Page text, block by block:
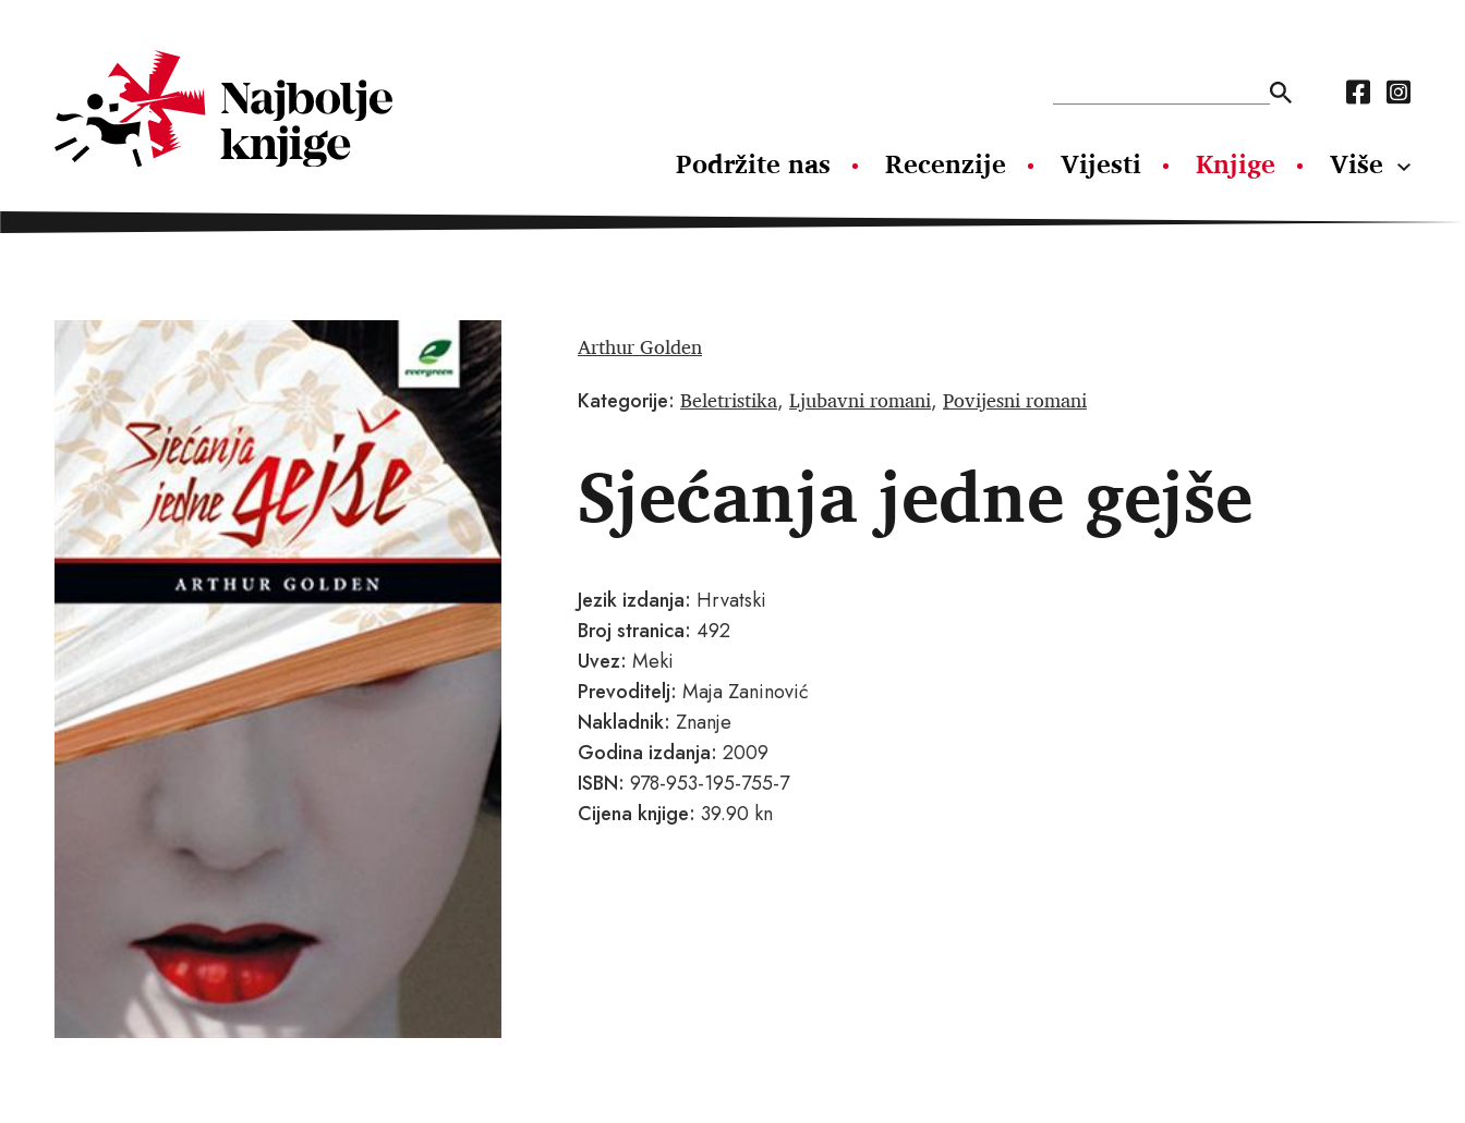
Podržite nas Recenzije Vijesti Knjige Više
Arthur Golden
Kategorije: Beletristika, Ljubavni romani, Povijesni romani
Sjećanja jedne gejše
Jezik izdanja: Hrvatski
Broj stranica: 492
Uvez: Meki
Prevoditelj: Maja Zaninović
Nakladnik: Znanje
Godina izdanja: 2009
ISBN: 978-953-195-755-7
Cijena knjige: 39.90 kn